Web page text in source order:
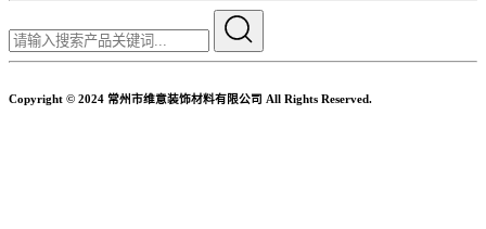
Copyright © 2024 常州市维意装饰材料有限公司 All Rights Reserved.